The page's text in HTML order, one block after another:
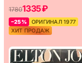
17801335 ₽
–25%
ОРИГИНАЛ 1977
ХИТ ПРОДАЖ